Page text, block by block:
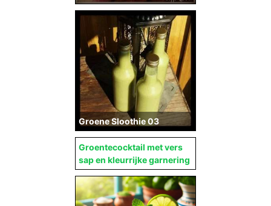
Groene Sloothie 03
Groentecocktail met vers
sap en kleurrijke garnering